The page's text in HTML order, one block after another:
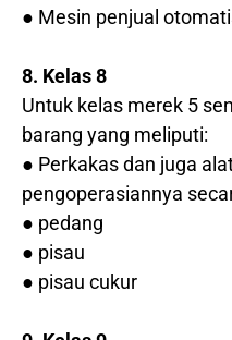
● Mesin penjual
8. Kelas 8
Untuk kelas merek 5
barang yang meliputi:
● Perkakas dan juga
pengoperasiannya
● pedang
● pisau
● pisau cukur